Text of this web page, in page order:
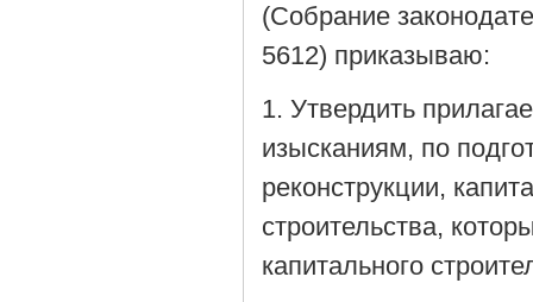
(Собрание
5612) приказываю:
1. Утвердить
изысканиям, по
реконструкции,
строительства,
капитального